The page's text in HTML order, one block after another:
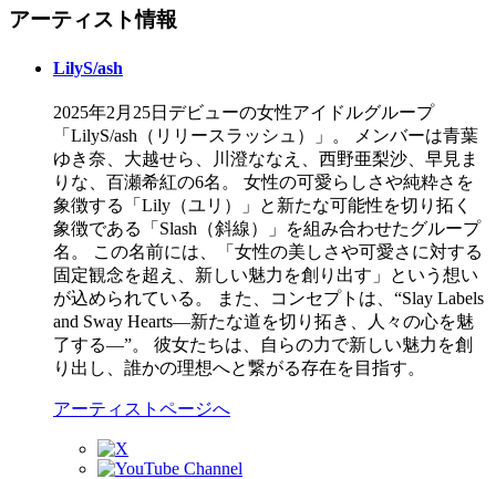
アーティスト情報
LilyS/ash
2025年2月25日デビューの女性アイドルグループ
「LilyS/ash（リリースラッシュ）」。 メンバーは青葉
ゆき奈、大越せら、川澄ななえ、西野亜梨沙、早見ま
りな、百瀬希紅の6名。 女性の可愛らしさや純粋さを
象徴する「Lily（ユリ）」と新たな可能性を切り拓く
象徴である「Slash（斜線）」を組み合わせたグループ
名。 この名前には、「女性の美しさや可愛さに対する
固定観念を超え、新しい魅力を創り出す」という想い
が込められている。 また、コンセプトは、“Slay Labels
and Sway Hearts—新たな道を切り拓き、人々の心を魅
了する—”。 彼女たちは、自らの力で新しい魅力を創
り出し、誰かの理想へと繋がる存在を目指す。
アーティストページへ